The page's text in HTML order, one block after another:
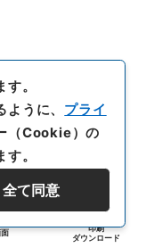
印刷
ダウンロード
。
うに、 プライ
（Cookie）の
。
全て同意